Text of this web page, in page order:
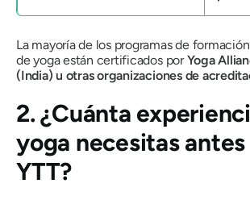
La mayoría de los programas de
de yoga están certificados porYoga
(India) u otras organizaciones de
2. ¿Cuánta
yoga necesitas
YTT?